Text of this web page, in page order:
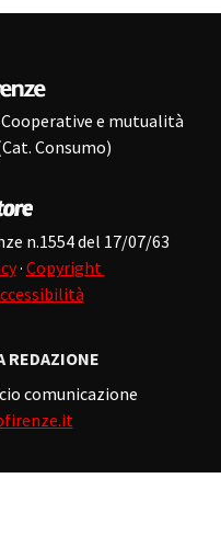
e mutualità
Consumo)
n.1554 del 17/07/63
· Copyright
REDAZIONE
comunicazione